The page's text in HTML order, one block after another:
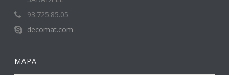
93.725.85.05
decomat.com
MAPA